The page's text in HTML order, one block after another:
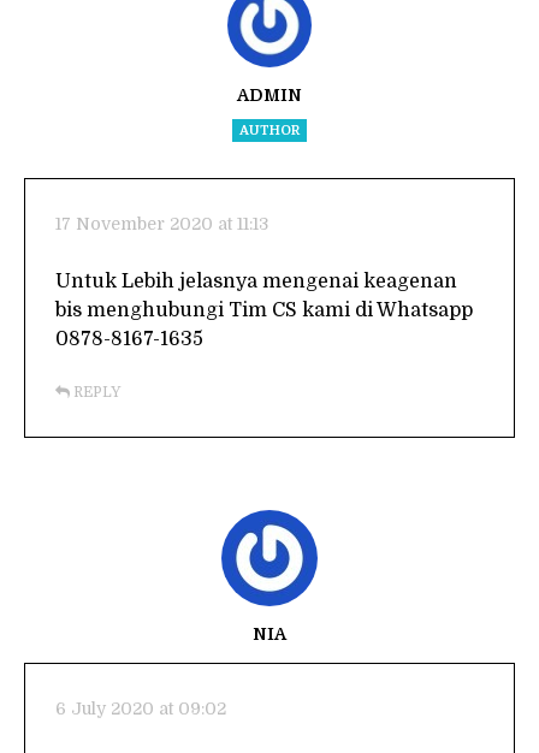
ADMIN
AUTHOR
17 November 2020 at 11:13
Untuk Lebih jelasnya mengenai keagenan
bis menghubungi Tim CS kami di Whatsapp
0878-8167-1635
REPLY
NIA
6 July 2020 at 09:02